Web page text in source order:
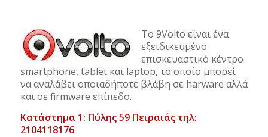
Το 9Volto είναι ένα
εξειδικευμένο
επισκευαστικό κέντρο
smartphone, tablet και laptop, το οποίο μπορεί
να αναλάβει οποιαδήποτε βλάβη σε harware αλλά
και σε firmware επίπεδο.
Κατάστημα 1: Πύλης 59 Πειραιάς τηλ:
2104118176